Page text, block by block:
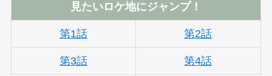
見たいロケ地にジャンプ！
第1話 第2話
第3話 第4話